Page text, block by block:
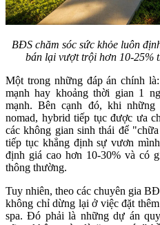
BĐS chăm sóc sức khỏe luôn
bán lại vượt trội hơn 10-25%
Một trong những đáp án chính
mạnh hay khoảng thời gian 1
mạnh. Bên cạnh đó, khi
nomad, hybrid tiếp tục được ưa
các không gian sinh thái để
tiếp tục khẳng định sự vươn
định giá cao hơn 10-30% và có
thông thường.
​Tuy nhiên, theo các chuyên gia
không chỉ dừng lại ở việc đặt
spa. Đó phải là những dự án